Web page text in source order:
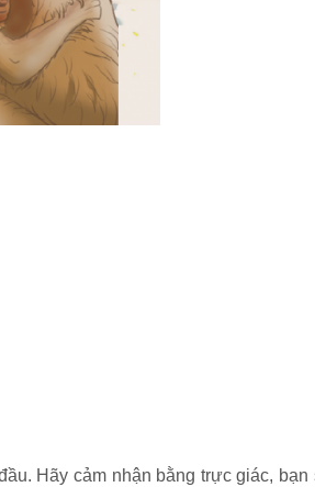
Hãy cảm nhận bằng trực giác, bạn